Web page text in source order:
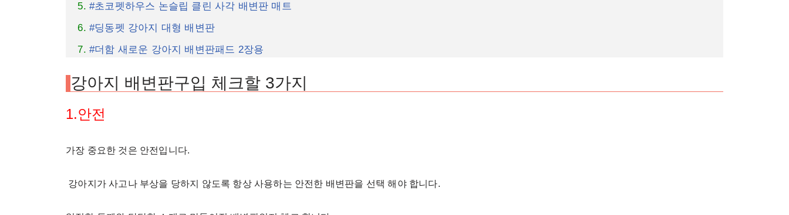
#초코펫하우스 논슬립 클린 사각 배변판 매트
#딩동펫 강아지 대형 배변판
#더함 새로운 강아지 배변판패드 2장용
강아지 배변판구입 체크할 3가지
1.안전
가장 중요한 것은 안전입니다.
강아지가 사고나 부상을 당하지 않도록 항상 사용하는 안전한 배변판을 선택 해야 합니다.